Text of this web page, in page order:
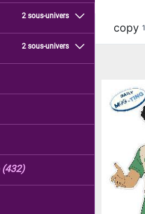
2 sous-univers
2 sous-univers
(432)
copy